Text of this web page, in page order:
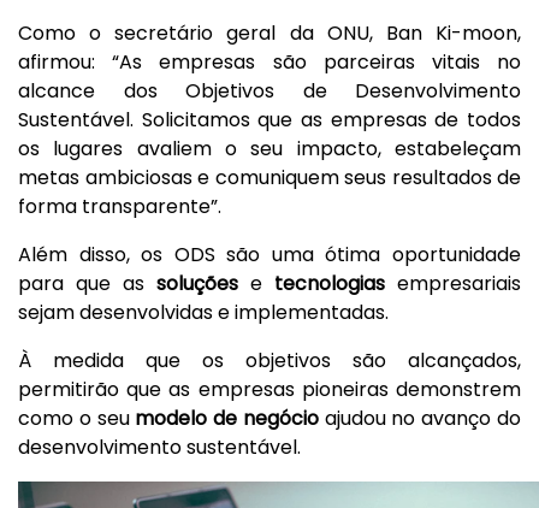
Como o secretário geral da ONU, Ban Ki-moon,
afirmou: “As empresas são parceiras vitais no
alcance dos Objetivos de Desenvolvimento
Sustentável. Solicitamos que as empresas de todos
os lugares avaliem o seu impacto, estabeleçam
metas ambiciosas e comuniquem seus resultados de
forma transparente”.
Além disso, os ODS são uma ótima oportunidade
para que as soluções e tecnologias empresariais
sejam desenvolvidas e implementadas.
À medida que os objetivos são alcançados,
permitirão que as empresas pioneiras demonstrem
como o seu modelo de negócioajudou no avanço do
desenvolvimento sustentável.